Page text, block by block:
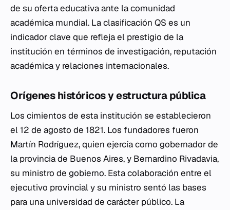
de su oferta educativa ante la comunidad
académica mundial. La clasificación QS es un
indicador clave que refleja el prestigio de la
institución en términos de investigación, reputación
académica y relaciones internacionales.
Orígenes históricos y estructura pública
Los cimientos de esta institución se establecieron
el 12 de agosto de 1821. Los fundadores fueron
Martín Rodríguez, quien ejercía como gobernador de
la provincia de Buenos Aires, y Bernardino Rivadavia,
su ministro de gobierno. Esta colaboración entre el
ejecutivo provincial y su ministro sentó las bases
para una universidad de carácter público. La